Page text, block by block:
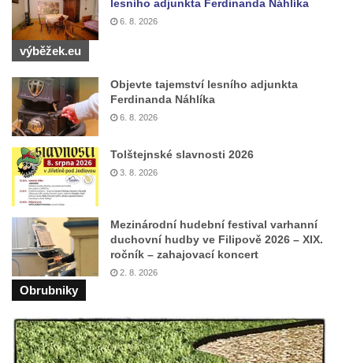
Tanvaldu
Kostel svatého Františka z Assisi v Tanvaldu
Riedlova hrobka v Desné
Kaple svaté Alžběty Durynské v Dolních
Křečanech
Márnice nového hřbitova ve Starých
Bývalá márnice u hřbitova v Dubé
Kostel Nalezení svatého Kříže v Dubé
Kostel Nanebevzetí Panny Marie v
Úněticích
Kostel svatého Klementa v Levém Hradci
Kostel Wang (Karpacz – Bierutowice,
Skalní kaple Nejsvětější Trojice u Česká
Kamenice
lesního adjunkta Ferdinanda Náhlíka
6. 8. 2026
výběžek.eu
Objevte tajemství lesního adjunkta
Ferdinanda Náhlíka
6. 8. 2026
Tolštejnské slavnosti 2026
3. 8. 2026
Mezinárodní hudební festival varhanní
duchovní hudby ve Filipově 2026 – XIX.
ročník – zahajovací koncert
2. 8. 2026
Obrubniky